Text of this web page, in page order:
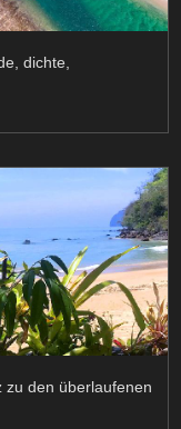
dichte,
zu den überlaufenen